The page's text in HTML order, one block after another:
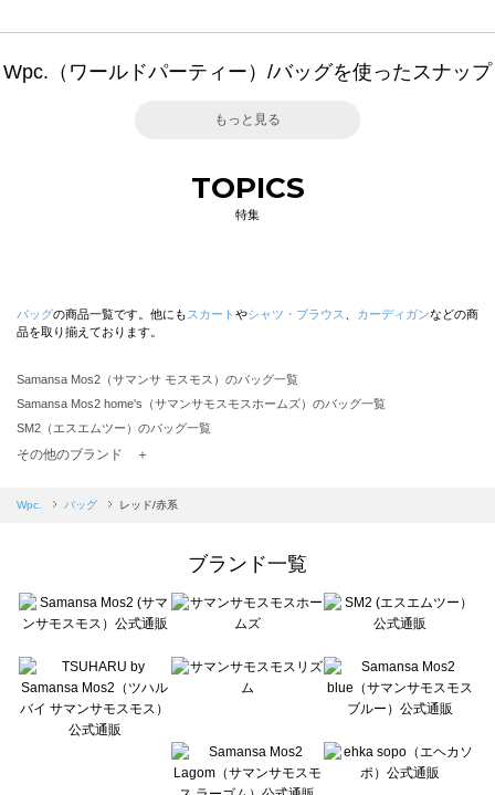
Wpc.（ワールドパーティー）/バッグを使ったスナップ
もっと見る
TOPICS
特集
バッグの商品一覧です。他にも スカート やシャツ・ブラウス カーディガンなどの商
品を取り揃えております。
Samansa Mos2（サマンサ モスモス）のバッグ一覧
Samansa Mos2 home's（サマンサモスモスホームズ）のバッグ一覧
SM2（エスエムツー）のバッグ一覧
TSUHARU by Samansa Mos2（ツハルバイサマンサモスモス）のバッグ一覧
Samansa Mos2 blue（サマンサモスモス ブルー）のバッグ一覧
sō4ū（ソウフォーユー）のバッグ一覧
Te chichi（テチチ）のバッグ一覧
Te chichi CLASSIC（テチチ クラシック）のバッグ一覧
Lugnoncure（ルノンキュール）のバッグ一覧
BETTY'S BLUE（べティーズブルー）のバッグ一覧
Wpc.（ワールドパーティー）のバッグ一覧
その他のブランド ＋
Wpc. バッグ レッド/赤系
ブランド一覧